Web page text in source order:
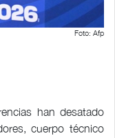
Foto: Afp
han desatado
cuerpo técnico